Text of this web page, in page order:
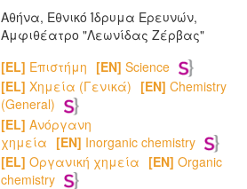
Αθήνα, Εθνικό Ίδρυμα Ερευνών,
Αμφιθέατρο "Λεωνίδας Ζέρβας"
[EL] Επιστήμη [EN] Science
[EL] Χημεία (Γενικά) [EN] Chemistry
(General)
[EL] Ανόργανη
χημεία [EN] Inorganic chemistry
[EL] Οργανική χημεία [EN] Organic
chemistry